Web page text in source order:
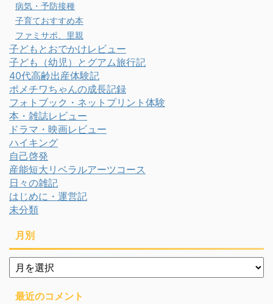
病気・予防接種
子育ておすすめ本
ファミサポ、里親
子どもとおでかけレビュー
子ども（幼児）とグアム旅行記
40代高齢出産体験記
ポメチワちゃんの成長記録
フォトブック・ネットプリント体験
本・雑誌レビュー
ドラマ・映画レビュー
ハイキング
自己啓発
産能短大リベラルアーツコース
日々の雑記
はじめに・運営記
未分類
月別
月
別
最近のコメント